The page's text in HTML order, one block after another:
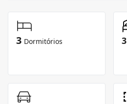
3 Dormitórios 3